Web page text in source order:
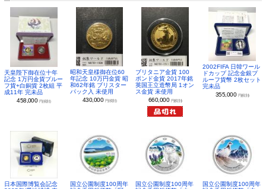
天皇陛下御在位十年
記念 1万円金貨プルー
フ貨+白銅貨 2枚組 平
成11年 完未品
458,000 円(税別)
昭和天皇様御在位60
年記念 10万円金貨 昭
和62年銘 ブリスター
パック入 未使用
430,000 円(税別)
ブリタニア金貨 100
ポンド金貨 2017年銘
英国王立造幣局 1オン
ス金貨 未使用
660,000 円(税別)
2002FIFA 日韓ワール
ドカップ 記念金銀プ
ルーフ貨幣 2枚セット
完未品
355,000 円(税別)
日本国際博覧会記念
国立公園制度100周年
国立公園制度100周年
国立公園制度100周年